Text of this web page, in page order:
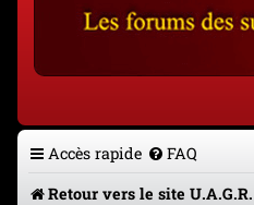
Accès rapide FAQ
Retour vers le site U.A.G.R.